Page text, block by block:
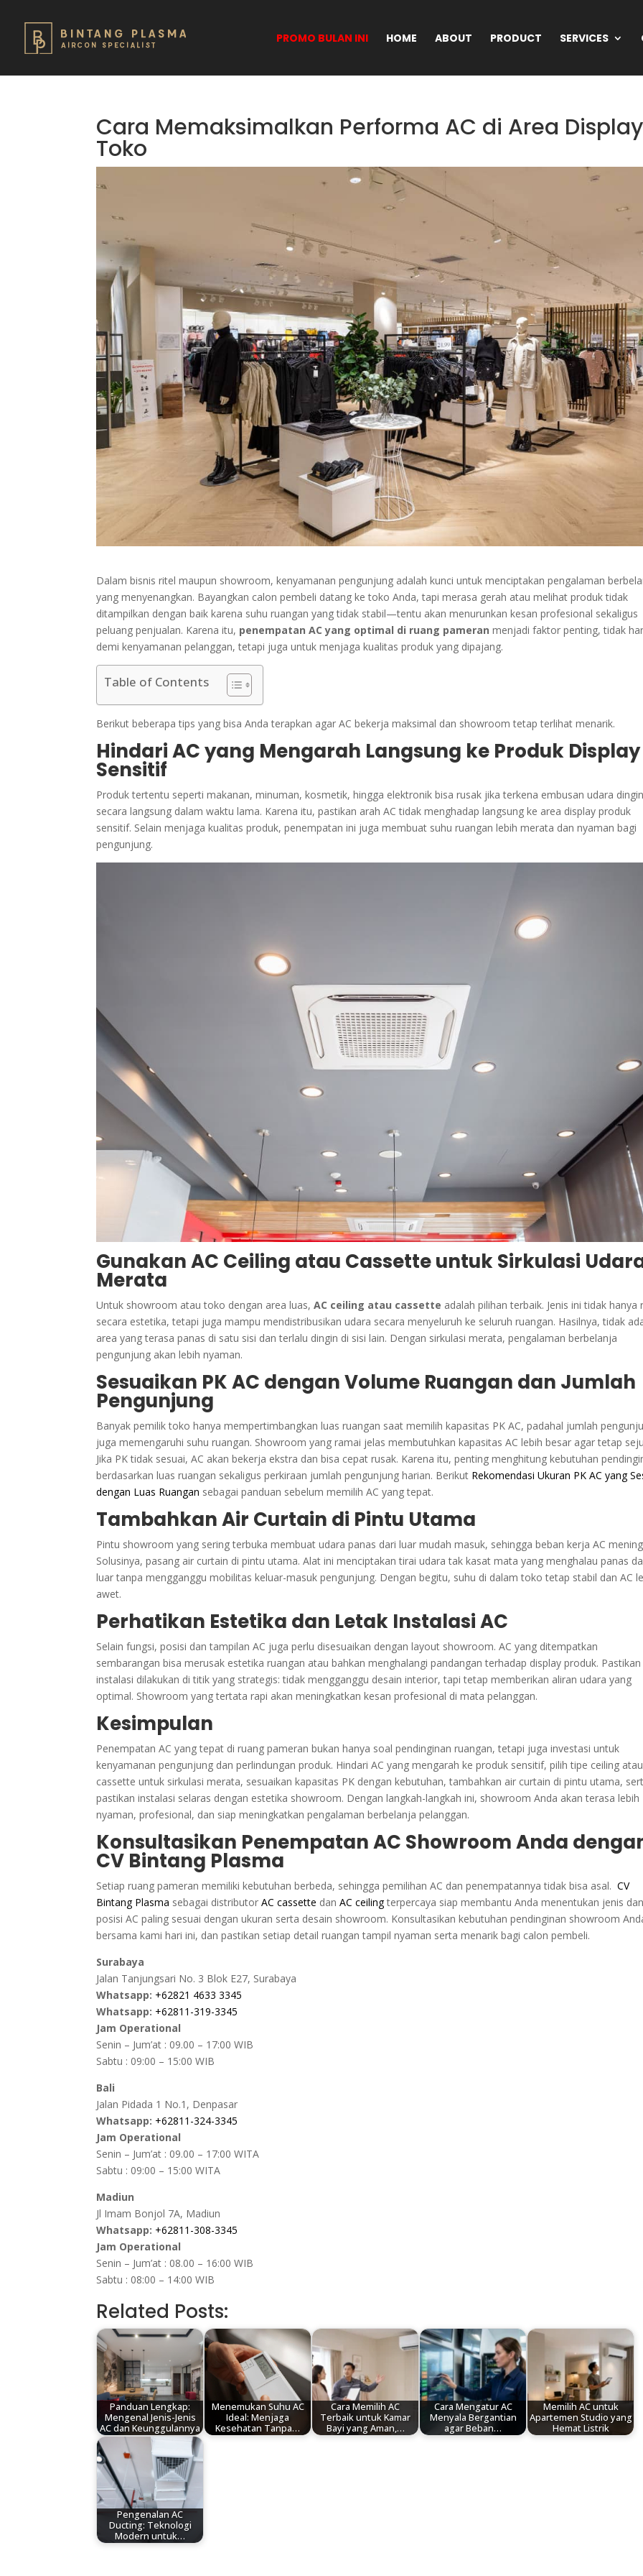
PROMO BULAN INI HOME ABOUT PRODUCT SERVICES
Cara Memaksimalkan Performa AC di Area Display
Toko
Dalam bisnis ritel maupun showroom, kenyamanan pengunjung adalah kunci untuk menciptakan pengalaman
yang menyenangkan. Bayangkan calon pembeli datang ke toko Anda, tapi merasa gerah atau melihat produk tidak
ditampilkan dengan baik karena suhu ruangan yang tidak stabil—tentu akan menurunkan kesan profesional sekaligus
peluang penjualan. Karena itu, penempatan AC yang optimal di ruang pameran menjadi faktor penting, tidak
demi kenyamanan pelanggan, tetapi juga untuk menjaga kualitas produk yang dipajang.
Table of Contents
Berikut beberapa tips yang bisa Anda terapkan agar AC bekerja maksimal dan showroom tetap terlihat menarik.
Hindari AC yang Mengarah Langsung ke Produk Display
Sensitif
Produk tertentu seperti makanan, minuman, kosmetik, hingga elektronik bisa rusak jika terkena embusan udara
secara langsung dalam waktu lama. Karena itu, pastikan arah AC tidak menghadap langsung ke area display produk
sensitif. Selain menjaga kualitas produk, penempatan ini juga membuat suhu ruangan lebih merata dan nyaman bagi
pengunjung.
Gunakan AC Ceiling atau Cassette untuk Sirkulasi
Merata
Untuk showroom atau toko dengan area luas,AC ceiling atau cassette adalah pilihan terbaik. Jenis ini tidak hanya
secara estetika, tetapi juga mampu mendistribusikan udara secara menyeluruh ke seluruh ruangan. Hasilnya, tidak
area yang terasa panas di satu sisi dan terlalu dingin di sisi lain. Dengan sirkulasi merata, pengalaman berbelanja
pengunjung akan lebih nyaman.
Sesuaikan PK AC dengan Volume Ruangan dan Jumlah
Pengunjung
Banyak pemilik toko hanya mempertimbangkan luas ruangan saat memilih kapasitas PK AC, padahal jumlah
juga memengaruhi suhu ruangan. Showroom yang ramai jelas membutuhkan kapasitas AC lebih besar agar tetap
Jika PK tidak sesuai, AC akan bekerja ekstra dan bisa cepat rusak. Karena itu, penting menghitung kebutuhan
berdasarkan luas ruangan sekaligus perkiraan jumlah pengunjung harian. Berikut Rekomendasi Ukuran PK AC yang
dengan Luas Ruangan sebagai panduan sebelum memilih AC yang tepat.
Tambahkan Air Curtain di Pintu Utama
Pintu showroom yang sering terbuka membuat udara panas dari luar mudah masuk, sehingga beban kerja AC
Solusinya, pasang air curtain di pintu utama. Alat ini menciptakan tirai udara tak kasat mata yang menghalau panas
luar tanpa mengganggu mobilitas keluar-masuk pengunjung. Dengan begitu, suhu di dalam toko tetap stabil dan AC
awet.
Perhatikan Estetika dan Letak Instalasi AC
Selain fungsi, posisi dan tampilan AC juga perlu disesuaikan dengan layout showroom. AC yang ditempatkan
sembarangan bisa merusak estetika ruangan atau bahkan menghalangi pandangan terhadap display produk. Pastikan
instalasi dilakukan di titik yang strategis: tidak mengganggu desain interior, tapi tetap memberikan aliran udara yang
optimal. Showroom yang tertata rapi akan meningkatkan kesan profesional di mata pelanggan.
Kesimpulan
Penempatan AC yang tepat di ruang pameran bukan hanya soal pendinginan ruangan, tetapi juga investasi untuk
kenyamanan pengunjung dan perlindungan produk. Hindari AC yang mengarah ke produk sensitif, pilih tipe ceiling atau
cassette untuk sirkulasi merata, sesuaikan kapasitas PK dengan kebutuhan, tambahkan air curtain di pintu utama,
pastikan instalasi selaras dengan estetika showroom. Dengan langkah-langkah ini, showroom Anda akan terasa lebih
nyaman, profesional, dan siap meningkatkan pengalaman berbelanja pelanggan.
Konsultasikan Penempatan AC Showroom Anda
CV Bintang Plasma
Setiap ruang pameran memiliki kebutuhan berbeda, sehingga pemilihan AC dan penempatannya tidak bisa asal.CV
Bintang Plasma sebagai distributorAC cassette danAC ceilingterpercaya siap membantu Anda menentukan jenis
posisi AC paling sesuai dengan ukuran serta desain showroom. Konsultasikan kebutuhan pendinginan showroom
bersama kami hari ini, dan pastikan setiap detail ruangan tampil nyaman serta menarik bagi calon pembeli.
Surabaya
Jalan Tanjungsari No. 3 Blok E27, Surabaya
Whatsapp: +62821 4633 3345
Whatsapp: +62811-319-3345
Jam Operational
Senin – Jum’at : 09.00 – 17:00 WIB
Sabtu : 09:00 – 15:00 WIB
Bali
Jalan Pidada 1 No.1, Denpasar
Whatsapp: +62811-324-3345
Jam Operational
Senin – Jum’at : 09.00 – 17:00 WITA
Sabtu : 09:00 – 15:00 WITA
Madiun
Jl Imam Bonjol 7A, Madiun
Whatsapp: +62811-308-3345
Jam Operational
Senin – Jum’at : 08.00 – 16:00 WIB
Sabtu : 08:00 – 14:00 WIB
Related Posts:
Panduan Lengkap:
Mengenal Jenis-Jenis
AC dan Keunggulannya
Menemukan Suhu AC
Ideal: Menjaga
Kesehatan Tanpa…
Cara Memilih AC
Terbaik untuk Kamar
Bayi yang Aman,…
Cara Mengatur AC
Menyala Bergantian
agar Beban…
Memilih AC untuk
Apartemen Studio yang
Hemat Listrik
Pengenalan AC
Ducting: Teknologi
Modern untuk…